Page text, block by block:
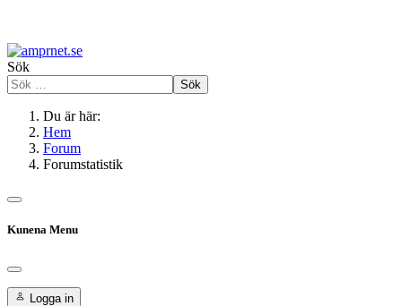
Sök
Sök
Du är här:
Hem
Forum
Forumstatistik
Kunena Menu
Logga in